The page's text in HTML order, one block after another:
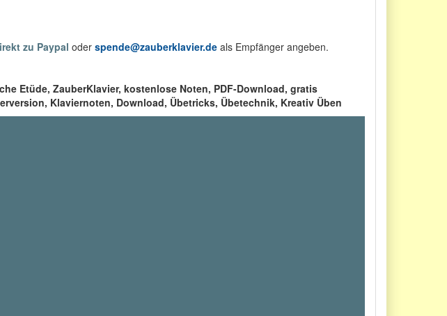
zu Paypal oder spende@zauberklavier.de als Empfänger angeben.
Etüde, ZauberKlavier, kostenlose Noten, PDF-Download, gratis
Klaviernoten, Download, Übetricks, Übetechnik, Kreativ Üben